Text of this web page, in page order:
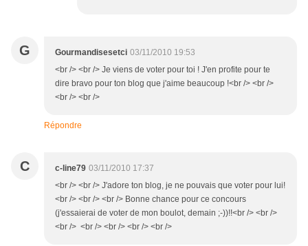
G Gourmandisesetci 03/11/2010 19:53
<br /> <br /> Je viens de voter pour toi ! J'en profite pour te
dire bravo pour ton blog que j'aime beaucoup !<br /> <br />
<br /> <br />
Répondre
C c-line79 03/11/2010 17:37
<br /> <br /> J'adore ton blog, je ne pouvais que voter pour lui!
<br /> <br /> <br /> Bonne chance pour ce concours
(j'essaierai de voter de mon boulot, demain ;-))!!<br /> <br />
<br /> <br /> <br /> <br /> <br />